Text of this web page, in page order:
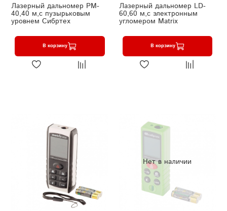
Лазерный дальномер PM-
40,40 м,с пузырьковым
уровнем Сибртех
В корзину
Лазерный дальномер LD-
60,60 м,с электронным
угломером Matrix
В корзину
Нет в наличии